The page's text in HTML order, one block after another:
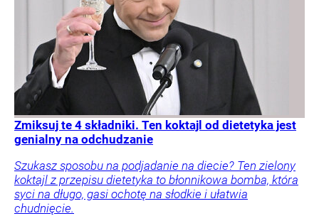
Zmiksuj te 4 składniki. Ten koktajl od dietetyka jest
genialny na odchudzanie
Szukasz sposobu na podjadanie na diecie? Ten zielony
koktajl z przepisu dietetyka to błonnikowa bomba, która
syci na długo, gasi ochotę na słodkie i ułatwia
chudnięcie.